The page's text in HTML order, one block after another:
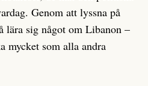
Genom att lyssna på
lära sig något om Libanon –
mycket som alla andra